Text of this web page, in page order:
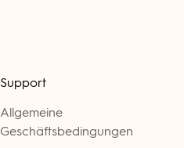
Support
Allgemeine
Geschäftsbedingungen